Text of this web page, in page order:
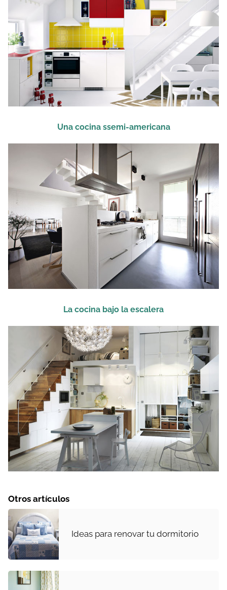
Una cocina ssemi-americana
La cocina bajo la escalera
Otros artículos
Ideas para renovar tu dormitorio